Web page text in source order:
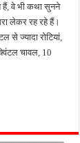
हैं, वे भी कथा सुनने
लेकर रह रहे हैं।
से ज्यादा रोटियां,
चावल, 10